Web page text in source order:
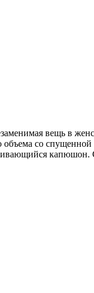
вещь в
со
капюшон.